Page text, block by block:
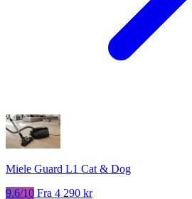
Miele Guard L1 Cat & Dog
9.6/10 Fra 4 290 kr